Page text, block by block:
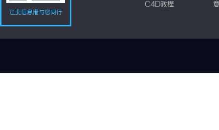
江北信息港与您同行
C4D教程